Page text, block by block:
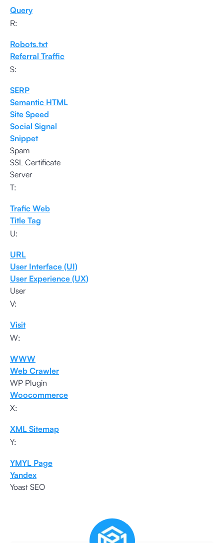
Query
R:
Robots.txt
Referral Traffic
S:
SERP
Semantic HTML
Site Speed
Social Signal
Snippet
Spam
SSL Certificate
Server
T:
Trafic Web
Title Tag
U:
URL
User Interface (UI)
User Experience (UX)
User
V:
Visit
W:
WWW
Web Crawler
WP Plugin
Woocommerce
X:
XML Sitemap
Y:
YMYL Page
Yandex
Yoast SEO